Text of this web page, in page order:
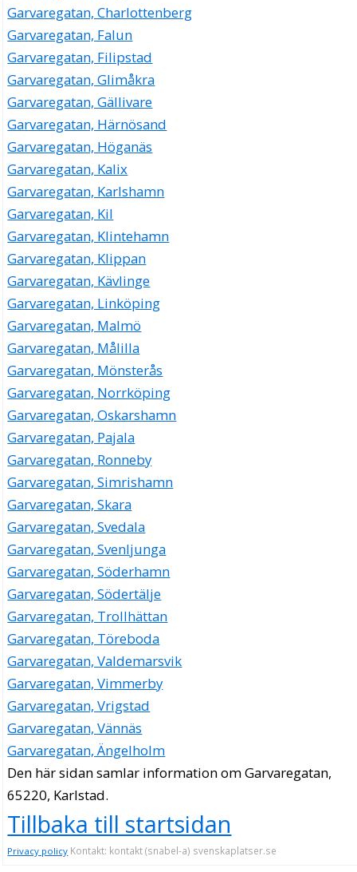
Garvaregatan, Charlottenberg
Garvaregatan, Falun
Garvaregatan, Filipstad
Garvaregatan, Glimåkra
Garvaregatan, Gällivare
Garvaregatan, Härnösand
Garvaregatan, Höganäs
Garvaregatan, Kalix
Garvaregatan, Karlshamn
Garvaregatan, Kil
Garvaregatan, Klintehamn
Garvaregatan, Klippan
Garvaregatan, Kävlinge
Garvaregatan, Linköping
Garvaregatan, Malmö
Garvaregatan, Målilla
Garvaregatan, Mönsterås
Garvaregatan, Norrköping
Garvaregatan, Oskarshamn
Garvaregatan, Pajala
Garvaregatan, Ronneby
Garvaregatan, Simrishamn
Garvaregatan, Skara
Garvaregatan, Svedala
Garvaregatan, Svenljunga
Garvaregatan, Söderhamn
Garvaregatan, Södertälje
Garvaregatan, Trollhättan
Garvaregatan, Töreboda
Garvaregatan, Valdemarsvik
Garvaregatan, Vimmerby
Garvaregatan, Vrigstad
Garvaregatan, Vännäs
Garvaregatan, Ängelholm
Den här sidan samlar information om Garvaregatan,
65220, Karlstad.
Tillbaka till startsidan
Privacy policy Kontakt: kontakt (snabel-a) svenskaplatser.se